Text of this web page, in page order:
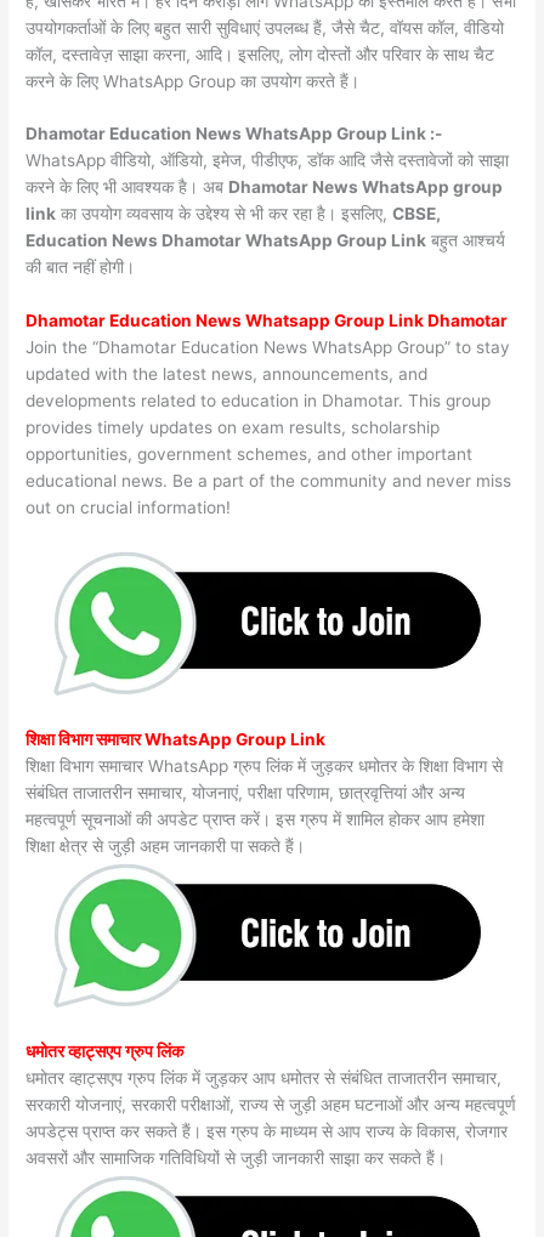
उपयोगकर्ताओं के लिए बहुत सारी सुविधाएं उपलब्ध हैं, जैसे चैट, वॉयस कॉल, वीडियो
कॉल, दस्तावेज़ साझा करना, आदि। इसलिए, लोग दोस्तों और परिवार के साथ चैट
करने के लिए WhatsApp Group का उपयोग करते हैं।
Dhamotar Education News WhatsApp Group Link :-
WhatsApp वीडियो, ऑडियो, इमेज, पीडीएफ, डॉक आदि जैसे दस्तावेजों को साझा
करने के लिए भी आवश्यक है। अब Dhamotar NewsWhatsApp group
link का उपयोग व्यवसाय के उद्देश्य से भी कर रहा है। इसलिए,CBSE,
Education News Dhamotar WhatsApp Group Link बहुत आश्चर्य
की बात नहीं होगी।
Dhamotar Education News Whatsapp Group Link Dhamotar
Join the “Dhamotar Education News WhatsApp Group” to stay
updated with the latest news, announcements, and
developments related to education in Dhamotar. This group
provides timely updates on exam results, scholarship
opportunities, government schemes, and other important
educational news. Be a part of the community and never miss
out on crucial information!
शिक्षा विभाग समाचार WhatsApp Group Link
शिक्षा विभाग समाचार WhatsApp ग्रुप लिंक में जुड़कर धमोतर के शिक्षा विभाग से
संबंधित ताजातरीन समाचार, योजनाएं, परीक्षा परिणाम, छात्रवृत्तियां और अन्य
महत्वपूर्ण सूचनाओं की अपडेट प्राप्त करें। इस ग्रुप में शामिल होकर आप हमेशा
शिक्षा क्षेत्र से जुड़ी अहम जानकारी पा सकते हैं।
धमोतर व्हाट्सएप ग्रुप लिंक
धमोतर व्हाट्सएप ग्रुप लिंक में जुड़कर आप धमोतर से संबंधित ताजातरीन समाचार,
सरकारी योजनाएं, सरकारी परीक्षाओं, राज्य से जुड़ी अहम घटनाओं और अन्य महत्वपूर्ण
अपडेट्स प्राप्त कर सकते हैं। इस ग्रुप के माध्यम से आप राज्य के विकास, रोजगार
अवसरों और सामाजिक गतिविधियों से जुड़ी जानकारी साझा कर सकते हैं।